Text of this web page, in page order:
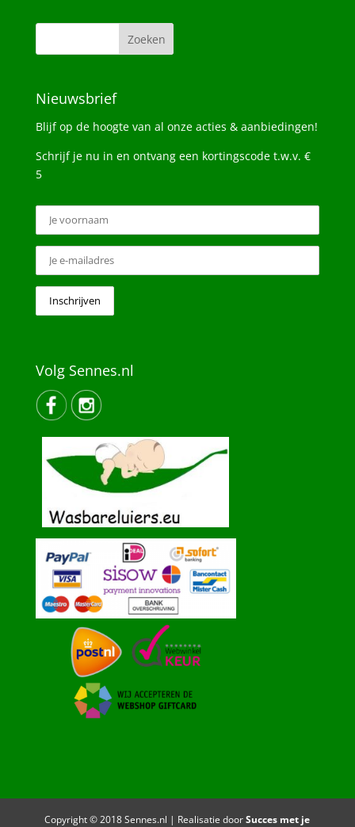
Nieuwsbrief
Blijf op de hoogte van al onze acties & aanbiedingen!
Schrijf je nu in en ontvang een kortingscode t.w.v. €
5
Volg Sennes.nl
Copyright © 2018 Sennes.nl | Realisatie doorSucces met je